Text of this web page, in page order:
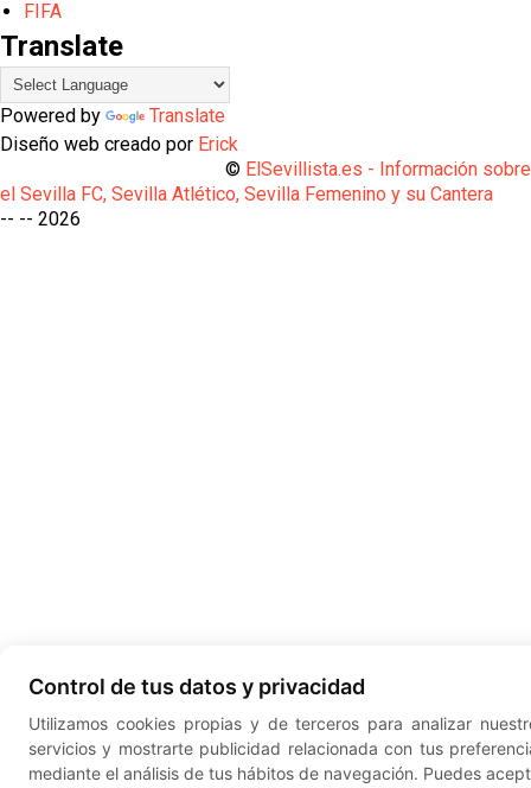
FIFA
Translate
Powered by
Translate
Diseño web creado por Erick
© ElSevillista.es - Información sobre
el Sevilla FC, Sevilla Atlético, Sevilla Femenino y su Cantera
-- --
Control de tus datos y privacidad
Utilizamos cookies propias y de terceros para analizar
servicios y mostrarte publicidad relacionada con tus
mediante el análisis de tus hábitos de navegación. Puedes
2026